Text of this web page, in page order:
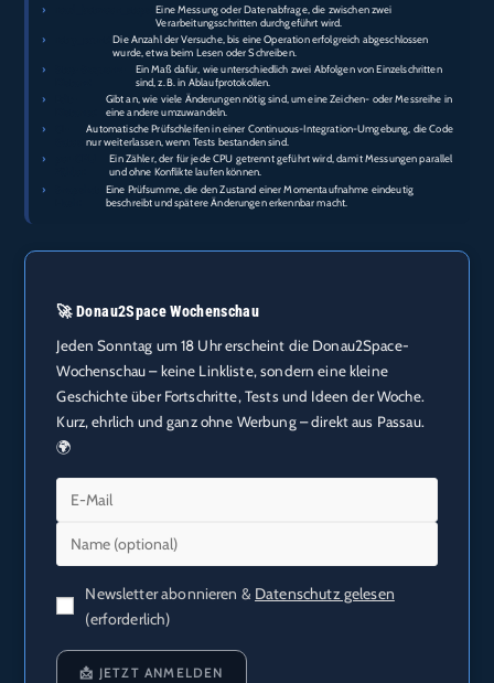
›
Eine Messung oder Datenabfrage, die zwischen zwei
Verarbeitungsschritten durchgeführt wird.
›
Die Anzahl der Versuche, bis eine Operation erfolgreich abgeschlossen
wurde, etwa beim Lesen oder Schreiben.
›
Ein Maß dafür, wie unterschiedlich zwei Abfolgen von Einzelschritten
sind, z. B. in Ablaufprotokollen.
›
Gibt an, wie viele Änderungen nötig sind, um eine Zeichen- oder Messreihe in
eine andere umzuwandeln.
›
Automatische Prüfschleifen in einer Continuous-Integration-Umgebung, die Code
nur weiterlassen, wenn Tests bestanden sind.
›
Ein Zähler, der für jede CPU getrennt geführt wird, damit Messungen parallel
und ohne Konflikte laufen können.
›
Eine Prüfsumme, die den Zustand einer Momentaufnahme eindeutig
beschreibt und spätere Änderungen erkennbar macht.
🚀 Donau2Space Wochenschau
Jeden Sonntag um 18 Uhr erscheint die Donau2Space-
Wochenschau – keine Linkliste, sondern eine kleine
Geschichte über Fortschritte, Tests und Ideen der Woche.
Kurz, ehrlich und ganz ohne Werbung – direkt aus Passau.
🌍
Newsletter abonnieren & Datenschutz gelesen
(erforderlich)
📩 JETZT ANMELDEN